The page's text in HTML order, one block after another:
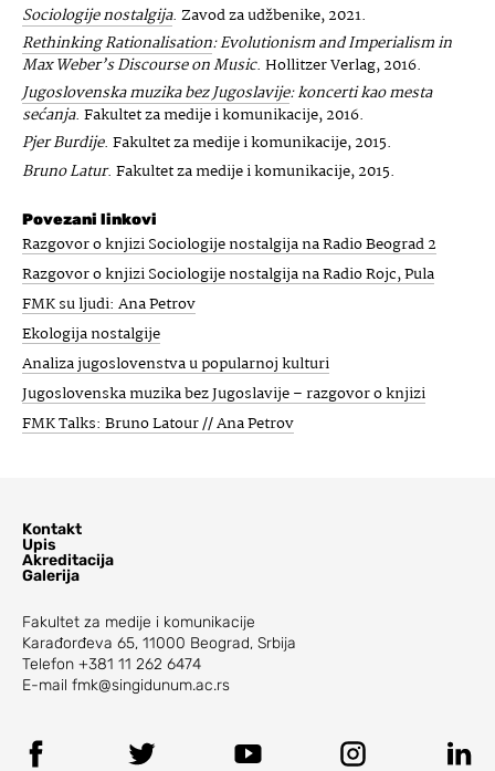
Sociologije nostalgija. Zavod za udžbenike, 2021.
Rethinking Rationalisation: Evolutionism and Imperialism in
Max Weber’s Discourse on Music. Hollitzer Verlag, 2016.
Jugoslovenska muzika bez Jugoslavije: koncerti kao mesta
sećanja. Fakultet za medije i komunikacije, 2016.
Pjer Burdije. Fakultet za medije i komunikacije, 2015.
Bruno Latur. Fakultet za medije i komunikacije, 2015.
Povezani linkovi
Razgovor o knjizi Sociologije nostalgija na Radio Beograd 2
Razgovor o knjizi Sociologije nostalgija na Radio Rojc, Pula
FMK su ljudi: Ana Petrov
Ekologija nostalgije
Analiza jugoslovenstva u popularnoj kulturi
Jugoslovenska muzika bez Jugoslavije – razgovor o knjizi
FMK Talks: Bruno Latour // Ana Petrov
Kontakt
Upis
Akreditacija
Galerija
Fakultet za medije i komunikacije
Karađorđeva 65, 11000 Beograd, Srbija
Telefon +381 11 262 6474
E-mail fmk@singidunum.ac.rs